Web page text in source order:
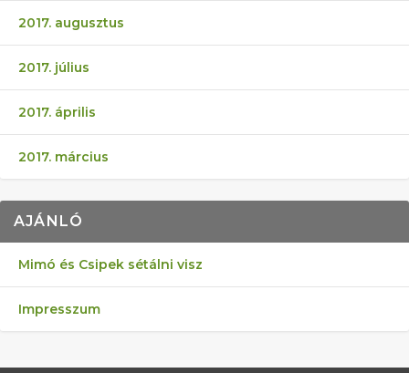
2017. augusztus
2017. július
2017. április
2017. március
AJÁNLÓ
Mimó és Csipek sétálni visz
Impresszum